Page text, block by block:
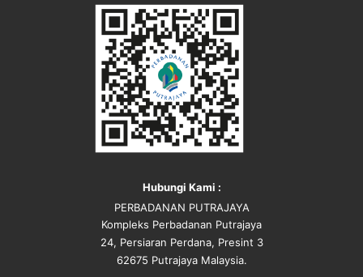
Hubungi Kami :
PERBADANAN PUTRAJAYA
Kompleks Perbadanan Putrajaya
24, Persiaran Perdana, Presint 3
62675 Putrajaya Malaysia.